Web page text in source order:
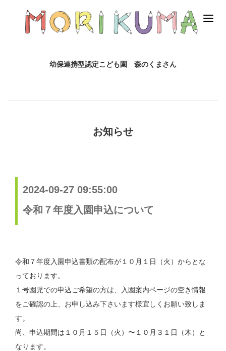
幼保連携型認定こども園 森のくまさん
お知らせ
2024-09-27 09:55:00
令和７年度入園申込について
令和７年度入園申込書類の配布が１０月１日（火）からとな
っております。
１号園児での申込ご希望の方は、入園案内ページの空き情報
をご確認の上、お申し込み下さいます様宜しくお願い致しま
す。
尚、申込期間は１０月１５日（火）〜１０月３１日（木）と
なります。